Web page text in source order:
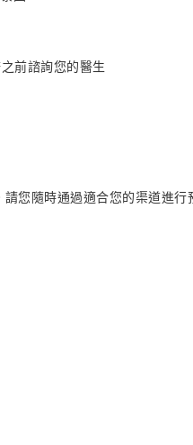
前諮詢您的醫生
您隨時通過適合您的渠道進行